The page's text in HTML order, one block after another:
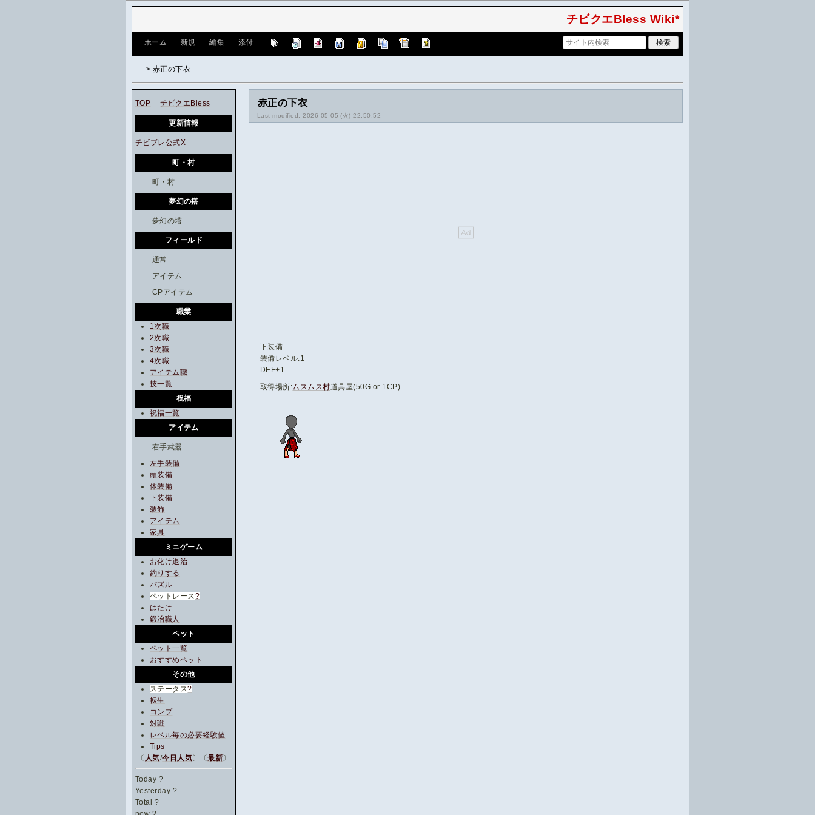
チビクエBless Wiki*
ホーム 新規 編集 添付
> 赤正の下衣
赤正の下衣
Last-modified: 2026-05-05 (火) 22:50:52
下装備
装備レベル:1
DEF+1
取得場所:ムスムス村道具屋(50G or 1CP)
TOP チビクエBless
更新情報
チビブレ公式X
町・村
町・村
夢幻の搭
夢幻の塔
フィールド
通常
アイテム
CPアイテム
職業
1次職
2次職
3次職
4次職
アイテム職
技一覧
祝福
祝福一覧
アイテム
右手武器
左手装備
頭装備
体装備
下装備
装飾
アイテム
家具
ミニゲーム
お化け退治
釣りする
パズル
ペットレース ?
はたけ
鍛冶職人
ペット
ペット一覧
おすすめペット
その他
ステータス?
転生
コンプ
対戦
レベル毎の必要経験値
Tips
〔 人気/今日人気〕〔最新〕
Today ?
Yesterday ?
Total ?